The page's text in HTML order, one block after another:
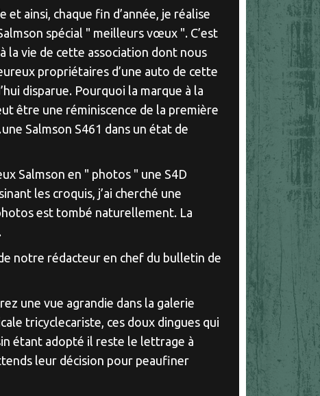
et ainsi, chaque fin d’année, je réalise
spécial " meilleurs vœux ". C’est
la vie de cette association dont nous
propriétaires d’une auto de cette
disparue. Pourquoi la marque à la
être une réminiscence de la première
Salmson S461 dans un état de
Salmson en " photos " une S4D
les croquis, j’ai cherché une
est tombé naturellement. La
notre rédacteur en chef du bulletin de
une vue agrandie dans la galerie
tricyclecariste, ces doux dingues qui
étant adopté il reste le lettrage à
leur décision pour peaufiner